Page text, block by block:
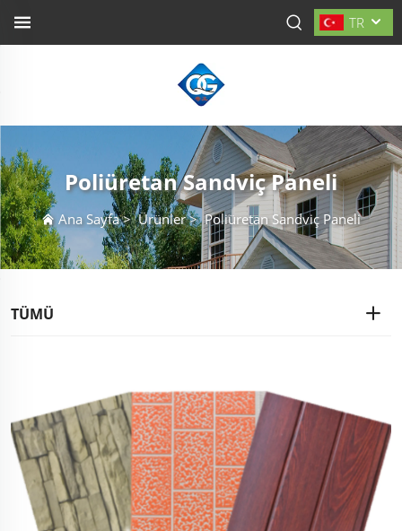
TR
Poliüretan Sandviç Paneli
Ana Sayfa>Ürünler>Poliüretan Sandviç Paneli
TÜMÜ